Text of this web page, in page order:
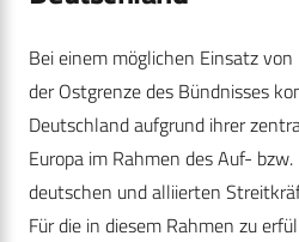
Bei einem möglichen Einsatz
der Ostgrenze des Bündnisses
Deutschland aufgrund ihrer
Europa im Rahmen des Auf-
deutschen und alliierten
Für die in diesem Rahmen zu